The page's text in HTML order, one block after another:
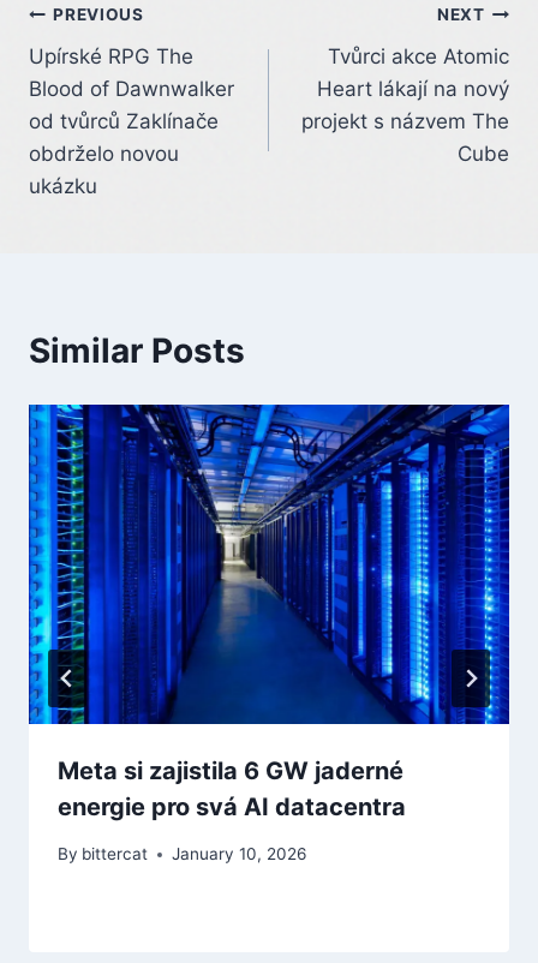
Post
navigation
PREVIOUS
Upírské RPG The
Blood of Dawnwalker
od tvůrců Zaklínače
obdrželo novou
ukázku
NEXT
Tvůrci akce Atomic
Heart lákají na nový
projekt s názvem The
Cube
Similar Posts
Meta si zajistila 6 GW jaderné
energie pro svá AI datacentra
By bittercat January 10, 2026